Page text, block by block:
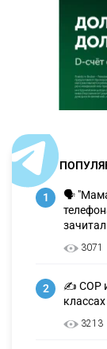
1
🗣
3071
2
✍️ СОР и
3213